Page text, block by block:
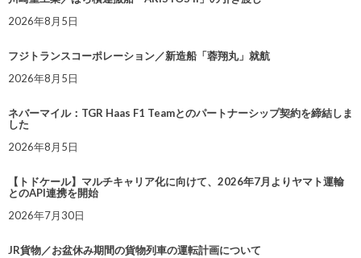
2026年8月5日
フジトランスコーポレーション／新造船「蓉翔丸」就航
2026年8月5日
ネバーマイル：TGR Haas F1 Teamとのパートナーシップ契約を締結しま
した
2026年8月5日
【トドケール】マルチキャリア化に向けて、2026年7月よりヤマト運輸
とのAPI連携を開始
2026年7月30日
JR貨物／お盆休み期間の貨物列車の運転計画について